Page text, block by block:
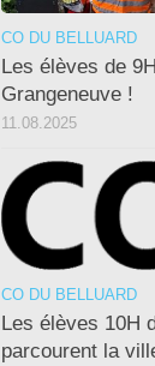
CO DU BELLUARD
Les élèves de
Grangeneuve !
11.08.2025
CO DU BELLUARD
Les élèves 10H
parcourent la